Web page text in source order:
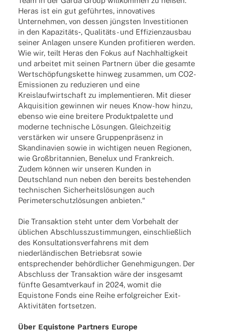
Heras ist ein gut geführ­tes, inno­va­ti­ves
Unter­neh­men, von dessen jüngs­ten Inves­ti­tio­nen
in den Kapazitäts‑, Quali­­täts- und Effi­zi­enz­aus­bau
seiner Anla­gen unsere Kunden profi­tie­ren werden.
Wie wir, teilt Heras den Fokus auf Nach­hal­tig­keit
und arbei­tet mit seinen Part­nern über die gesamte
Wert­schöp­fungs­kette hinweg zusam­men, um CO2-
Emis­­sio­­nen zu redu­zie­ren und eine
Kreis­lauf­wirt­schaft zu imple­men­tie­ren. Mit dieser
Akqui­si­tion gewin­nen wir neues Know-how hinzu,
ebenso wie eine brei­tere Produkt­pa­lette und
moderne tech­ni­sche Lösun­gen. Gleich­zei­tig
verstär­ken wir unsere Grup­pen­prä­senz in
Skan­di­na­vien sowie in wich­ti­gen neuen Regio­nen,
wie Groß­bri­tan­nien, Bene­lux und Frank­reich.
Zudem können wir unse­ren Kunden in
Deutsch­land nun neben den bereits bestehen­den
tech­ni­schen Sicher­heits­lö­sun­gen auch
Peri­me­ter­schutz­lö­sun­gen anbieten.“
Die Trans­ak­tion steht unter dem Vorbe­halt der
übli­chen Abschluss­zu­stim­mun­gen, einschließ­lich
des Konsul­ta­ti­ons­ver­fah­rens mit dem
nieder­län­di­schen Betriebs­rat sowie
entspre­chen­der behörd­li­cher Geneh­mi­gun­gen. Der
Abschluss der Trans­ak­tion wäre der insge­samt
fünfte Gesamt­ver­kauf in 2024, womit die
Equis­tone Fonds eine Reihe erfolg­rei­cher Exit-
Akti­­vi­­tä­­ten fortsetzen.
Über Equis­tone Part­ners Europe